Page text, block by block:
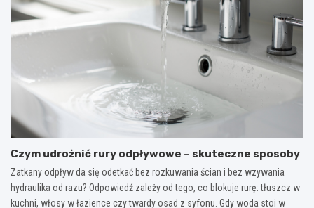
Czym udrożnić rury odpływowe – skuteczne sposoby
Zatkany odpływ da się odetkać bez rozkuwania ścian i bez wzywania
hydraulika od razu? Odpowiedź zależy od tego, co blokuje rurę: tłuszcz w
kuchni, włosy w łazience czy twardy osad z syfonu. Gdy woda stoi w